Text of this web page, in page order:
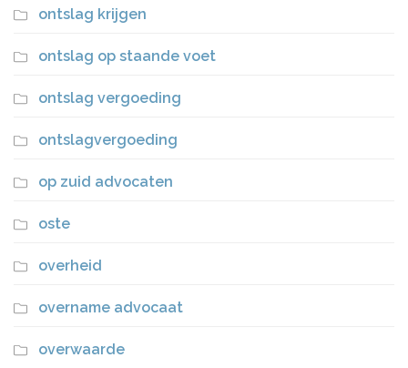
ontslag krijgen
ontslag op staande voet
ontslag vergoeding
ontslagvergoeding
op zuid advocaten
oste
overheid
overname advocaat
overwaarde